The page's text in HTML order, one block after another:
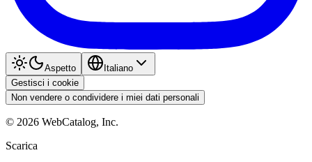
Aspetto
Italiano
Gestisci i cookie
Non vendere o condividere i miei dati personali
© 2026 WebCatalog, Inc.
Scarica